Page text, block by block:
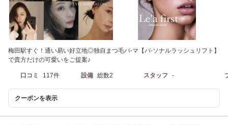
梅田駅すぐ！通い易い好立地◎独自まつ毛パ-マ【パ-ソナルラッシュリフト】
で貴方だけの可愛いをご提案♪
口コミ 117件 設備 総数2 スタッフ -
クーポンを表示